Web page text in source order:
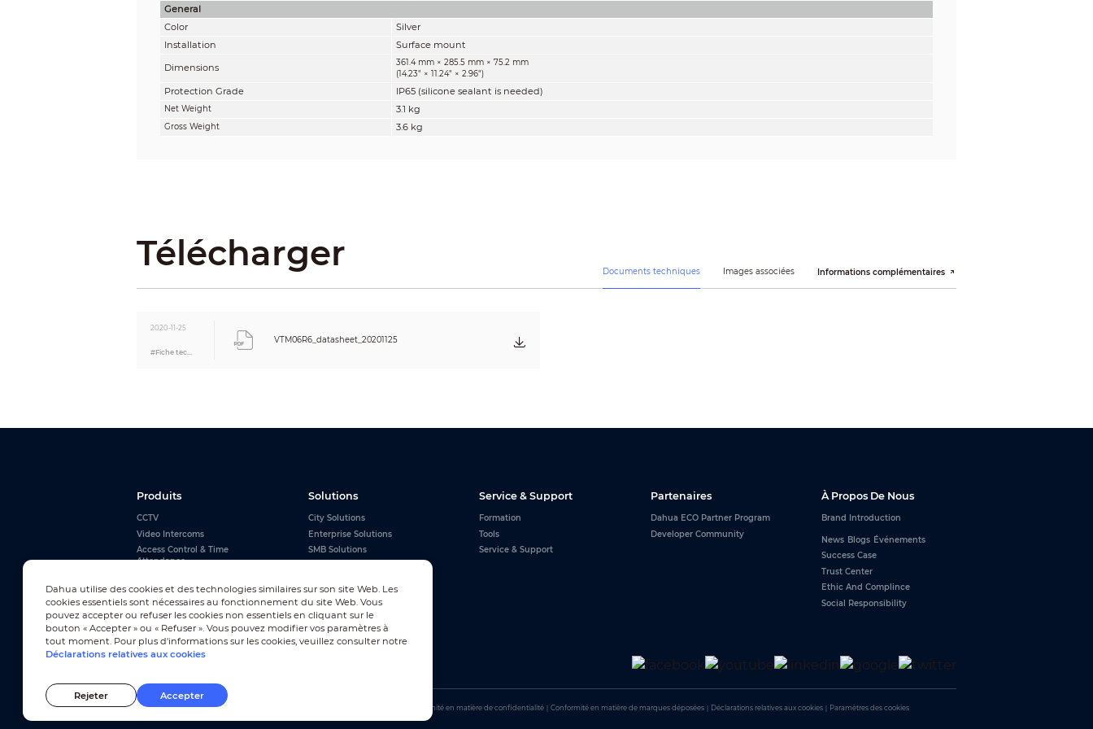
General
Color
Silver
Installation
Surface mount
Dimensions
361.4 mm × 285.5 mm × 75.2 mm
(14.23" × 11.24" × 2.96")
Protection Grade IP65 (silicone sealant is needed)
Net Weight 3.1 kg
Gross Weight 3.6 kg
Télécharger Documents techniques Images associées Informations complémentaires
2020-11-25
#Fiche technique
VTM06R6_datasheet_20201125
Produits
CCTV
Video Intercoms
Access Control & Time
Attendance
Interactive Whiteboards
Solutions
City Solutions
Enterprise Solutions
SMB Solutions
Service & Support
Formation
Tools
Service & Support
Partenaires
Dahua ECO Partner Program
Developer Community
À Propos De Nous
Brand Introduction
News Blogs Événements
Success Case
Trust Center
Ethic And Complince
Social Responsibility
© 2010-2026 Dahua Technology Co., Ltd Conformité en matière de confidentialité｜ Conformité en matière de marques déposées｜ Déclarations relatives aux cookies｜ Paramètres des cookies
Dahua utilise des cookies et des technologies similaires sur son site Web. Les
cookies essentiels sont nécessaires au fonctionnement du site Web. Vous
pouvez accepter ou refuser les cookies non essentiels en cliquant sur le
bouton « Accepter » ou « Refuser ». Vous pouvez modifier vos paramètres à
tout moment. Pour plus d'informations sur les cookies, veuillez consulter notre
Déclarations relatives aux cookies
Rejeter Accepter